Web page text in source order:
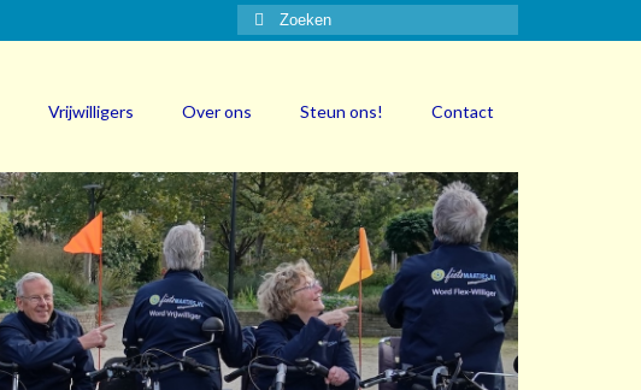
Zoeken
naar:
Vrijwilligers Over ons Steun ons! Contact